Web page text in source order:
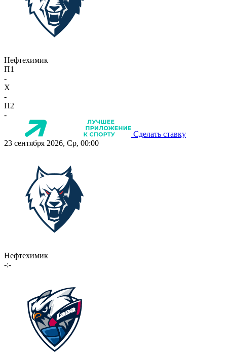
Нефтехимик
П1
-
X
-
П2
-
Сделать ставку
23 сентября 2026, Ср, 00:00
Нефтехимик
-:-